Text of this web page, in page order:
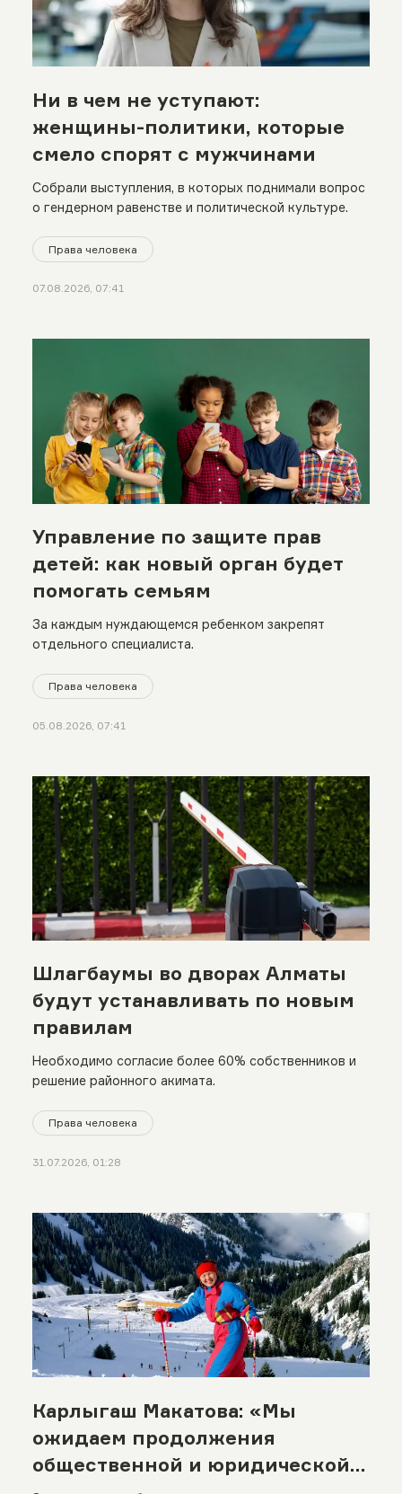
Ни в чем не уступают:
женщины-политики, которые
смело спорят с мужчинами
Собрали выступления, в которых поднимали вопрос
о гендерном равенстве и политической культуре.
Права человека
07.08.2026, 07:41
Управление по защите прав
детей: как новый орган будет
помогать семьям
За каждым нуждающемся ребенком закрепят
отдельного специалиста.
Права человека
05.08.2026, 07:41
Шлагбаумы во дворах Алматы
будут устанавливать по новым
правилам
Необходимо согласие более 60% собственников и
решение районного акимата.
Права человека
31.07.2026, 01:28
Карлыгаш Макатова: «Мы
ожидаем продолжения
общественной и юридической